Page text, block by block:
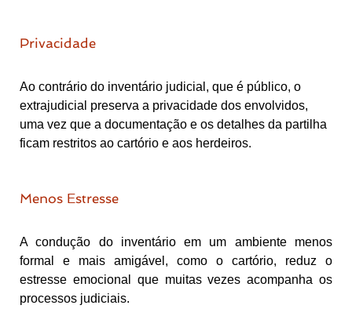
Privacidade
Ao contrário do inventário judicial, que é público, o
extrajudicial preserva a privacidade dos envolvidos,
uma vez que a documentação e os detalhes da partilha
ficam restritos ao cartório e aos herdeiros.
Menos Estresse
A condução do inventário em um ambiente menos
formal e mais amigável, como o cartório, reduz o
estresse emocional que muitas vezes acompanha os
processos judiciais.